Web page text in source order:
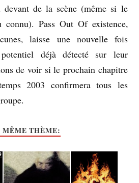
devant de la scène (même si le
connu). Pass Out Of existence,
laisse une nouvelle fois
déjà détecté sur leur
de voir si le prochain chapitre
2003 confirmera tous les
MÊME THÈME: